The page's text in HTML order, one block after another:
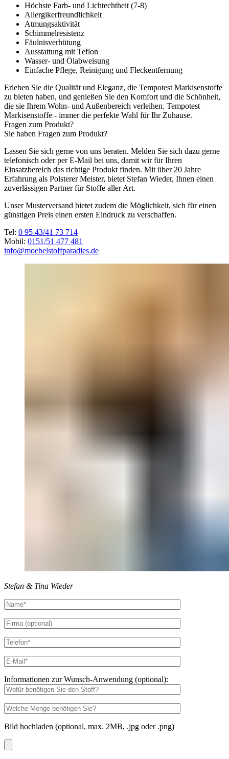
Höchste Farb- und Lichtechtheit (7-8)
Allergikerfreundlichkeit
Atmungsaktivität
Schimmelresistenz
Fäulnisverhütung
Ausstattung mit Teflon
Wasser- und Ölabweisung
Einfache Pflege, Reinigung und Fleckentfernung
Erleben Sie die Qualität und Eleganz, die Tempotest Markisenstoffe
zu bieten haben, und genießen Sie den Komfort und die Schönheit,
die sie Ihrem Wohn- und Außenbereich verleihen. Tempotest
Markisenstoffe - immer die perfekte Wahl für Ihr Zuhause.
Fragen zum Produkt?
Sie haben Fragen zum Produkt?
Lassen Sie sich gerne von uns beraten. Melden Sie sich dazu gerne
telefonisch oder per E-Mail bei uns, damit wir für Ihren
Einsatzbereich das richtige Produkt finden. Mit über 20 Jahre
Erfahrung als Polsterer Meister, bietet Stefan Wieder, Ihnen einen
zuverlässigen Partner für Stoffe aller Art.
Unser Musterversand bietet zudem die Möglichkeit, sich für einen
günstigen Preis einen ersten Eindruck zu verschaffen.
Tel: 0 95 43/41 73 714
Mobil: 0151/51 477 481
info@moebelstoffparadies.de
Stefan & Tina Wieder
Informationen zur Wunsch-Anwendung (optional):
Bild hochladen (optional, max. 2MB, .jpg oder .png)